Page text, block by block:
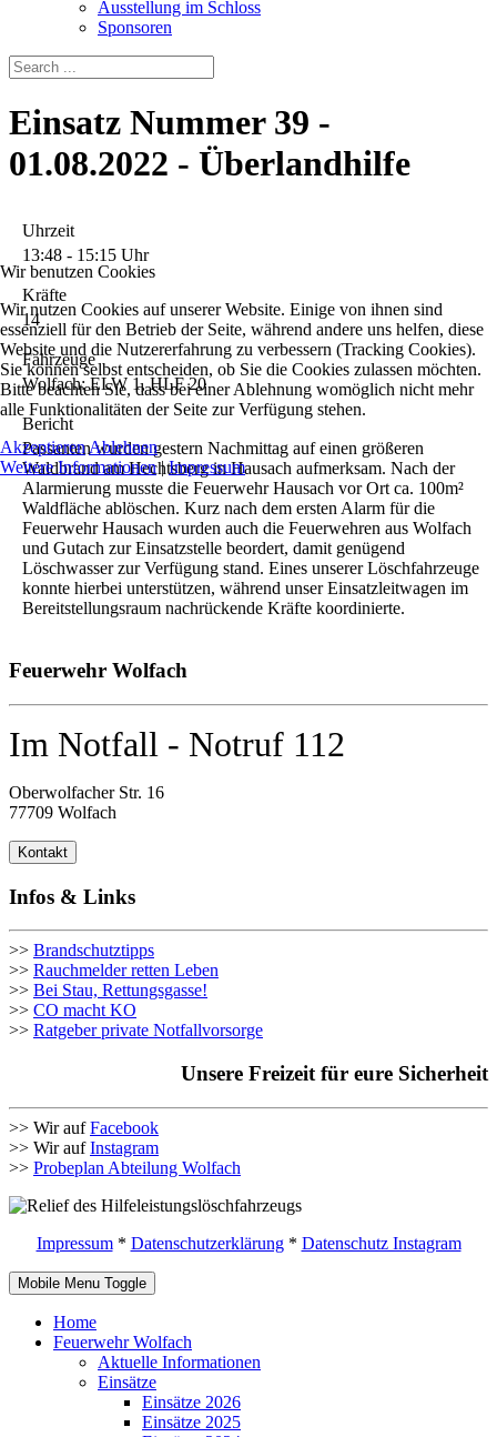
Ausstellung im Schloss
Sponsoren
Einsatz Nummer 39 -
01.08.2022 - Überlandhilfe
Uhrzeit
13:48 - 15:15 Uhr
Kräfte
14
Fahrzeuge
Wolfach: ELW 1, HLF 20
Bericht
Passanten wurden gestern Nachmittag auf einen größeren
Waldbrand am Hechtsberg in Hausach aufmerksam. Nach der
Alarmierung musste die Feuerwehr Hausach vor Ort ca. 100m²
Waldfläche ablöschen. Kurz nach dem ersten Alarm für die
Feuerwehr Hausach wurden auch die Feuerwehren aus Wolfach
und Gutach zur Einsatzstelle beordert, damit genügend
Löschwasser zur Verfügung stand. Eines unserer Löschfahrzeuge
konnte hierbei unterstützen, während unser Einsatzleitwagen im
Bereitstellungsraum nachrückende Kräfte koordinierte.
Feuerwehr Wolfach
Im Notfall - Notruf 112
Oberwolfacher Str. 16
77709 Wolfach
Kontakt
Infos & Links
>> Brandschutztipps
>> Rauchmelder retten Leben
>> Bei Stau, Rettungsgasse!
>> CO macht KO
>> Ratgeber private Notfallvorsorge
Unsere Freizeit für eure Sicherheit
>> Wir aufFacebook
>> Wir aufInstagram
>> Probeplan Abteilung Wolfach
Impressum* Datenschutzerklärung* Datenschutz Instagram
Mobile Menu Toggle
Home
Feuerwehr Wolfach
Aktuelle Informationen
Einsätze
Einsätze 2026
Einsätze 2025
Wir benutzen Cookies
Wir nutzen Cookies auf unserer Website. Einige von ihnen sind
essenziell für den Betrieb der Seite, während andere uns helfen, diese
Website und die Nutzererfahrung zu verbessern (Tracking Cookies).
Sie können selbst entscheiden, ob Sie die Cookies zulassen möchten.
Bitte beachten Sie, dass bei einer Ablehnung womöglich nicht mehr
alle Funktionalitäten der Seite zur Verfügung stehen.
AkzeptierenAblehnen
Weitere Informationen|Impressum